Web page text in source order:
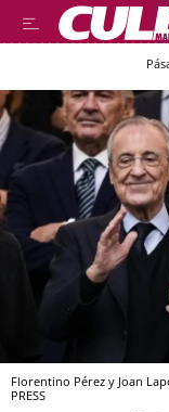
Florentino Pérez y Joan
PRESS